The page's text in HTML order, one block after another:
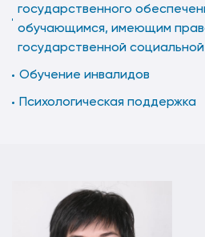
государственного
обучающимся, имеющим
государственной
Обучение инвалидов
Психологическая поддержка